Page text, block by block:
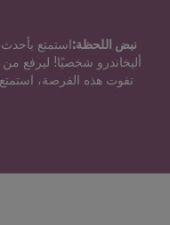
نبض اللحظة: استمتع بأحدث
أليخاندرو شخصيًا! ليرفع من
تفوت هذه الفرصة،